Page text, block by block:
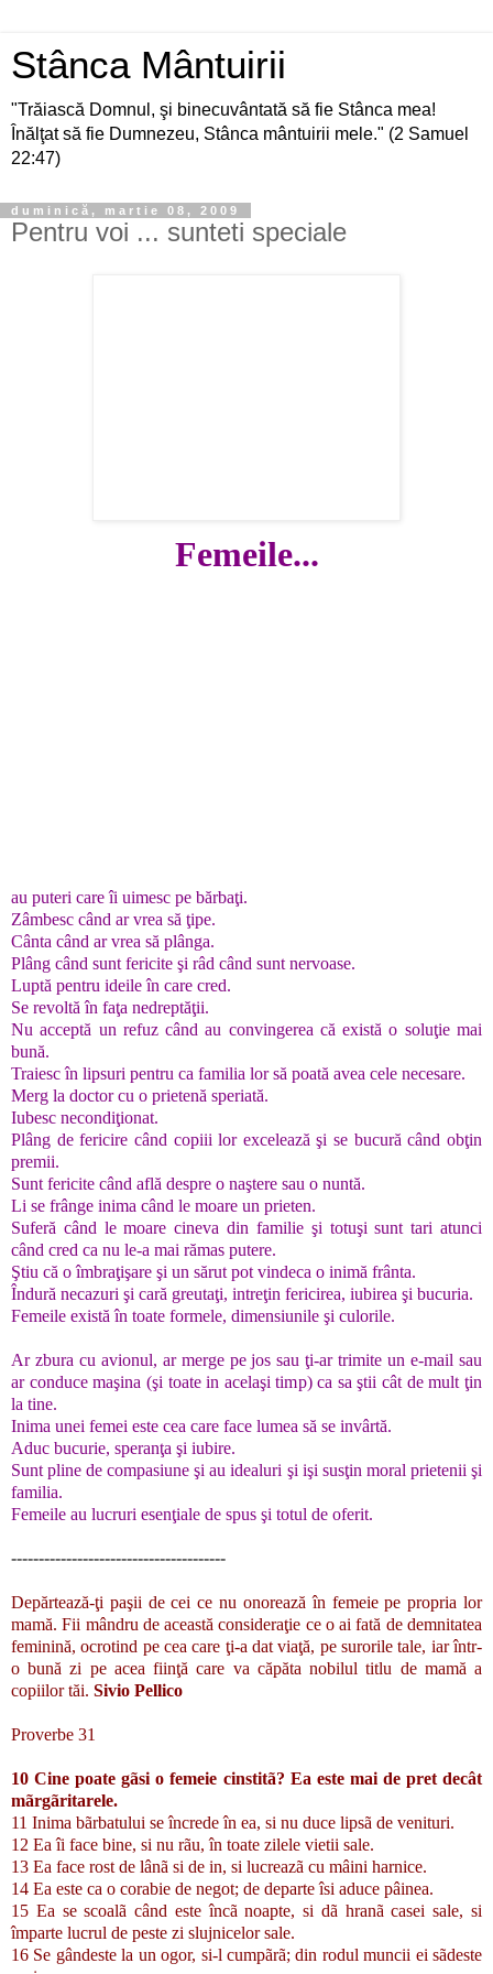
Stânca Mântuirii
"Trăiască Domnul, şi binecuvântată să fie Stânca mea!
Înălţat să fie Dumnezeu, Stânca mântuirii mele." (2 Samuel
22:47)
duminică, martie 08, 2009
Pentru voi ... sunteti speciale
Femeile...
au puteri care îi uimesc pe bărbaţi.
Zâmbesc când ar vrea să ţipe.
Cânta când ar vrea să plânga.
Plâng când sunt fericite şi râd când sunt nervoase.
Luptă pentru ideile în care cred.
Se revoltă în faţa nedreptăţii.
Nu acceptă un refuz când au convingerea că există o soluţie mai
bună.
Traiesc în lipsuri pentru ca familia lor să poată avea cele necesare.
Merg la doctor cu o prietenă speriată.
Iubesc necondiţionat.
Plâng de fericire când copiii lor excelează şi se bucură când obţin
premii.
Sunt fericite când află despre o naştere sau o nuntă.
Li se frânge inima când le moare un prieten.
Suferă când le moare cineva din familie şi totuşi sunt tari atunci
când cred ca nu le-a mai rămas putere.
Ştiu că o îmbraţişare şi un sărut pot vindeca o inimă frânta.
Îndură necazuri şi cară greutaţi, intreţin fericirea, iubirea şi bucuria.
Femeile există în toate formele, dimensiunile şi culorile.
Ar zbura cu avionul, ar merge pe jos sau ţi-ar trimite un e-mail sau
ar conduce maşina (şi toate in acelaşi timp) ca sa ştii cât de mult ţin
la tine.
Inima unei femei este cea care face lumea să se invârtă.
Aduc bucurie, speranţa şi iubire.
Sunt pline de compasiune şi au idealuri şi işi susţin moral prietenii şi
familia.
Femeile au lucruri esenţiale de spus şi totul de oferit.
---------------------------------------
Depărtează-ţi paşii de cei ce nu onorează în femeie pe propria lor
mamă. Fii mândru de această consideraţie ce o ai fată de demnitatea
feminină, ocrotind pe cea care ţi-a dat viaţă, pe surorile tale, iar într-
o bună zi pe acea fiinţă care va căpăta nobilul titlu de mamă a
copiilor tăi. Sivio Pellico
Proverbe 31
10 Cine poate gãsi o femeie cinstitã? Ea este mai de pret decât
mãrgãritarele.
11 Inima bãrbatului se încrede în ea, si nu duce lipsã de venituri.
12 Ea îi face bine, si nu rãu, în toate zilele vietii sale.
13 Ea face rost de lânã si de in, si lucreazã cu mâini harnice.
14 Ea este ca o corabie de negot; de departe îsi aduce pâinea.
15 Ea se scoalã când este încã noapte, si dã hranã casei sale, si
împarte lucrul de peste zi slujnicelor sale.
16 Se gândeste la un ogor, si-l cumpãrã; din rodul muncii ei sãdeste